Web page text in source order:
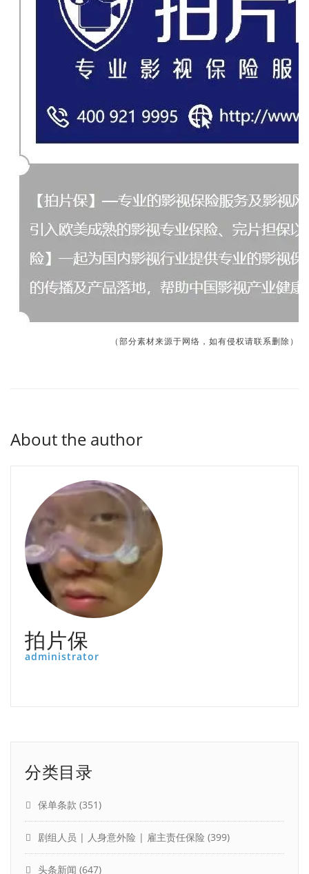
（部分素材来源于网络，如有侵权请联系删除）
About the author
拍片保
administrator
分类目录
保单条款 (351)
剧组人员 | 人身意外险 | 雇主责任保险 (399)
头条新闻 (647)